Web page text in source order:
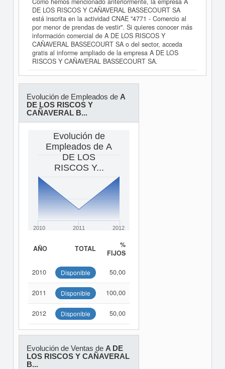
DE LOS RISCOS Y CAÑAVERAL BASSECOURT SA
está inscrita en la actividad CNAE "4771 - Comercio al
por menor de prendas de vestir". Si quieres conocer más
información comercial de A DE LOS RISCOS Y
CAÑAVERAL BASSECOURT SA o del sector, acceda
gratis al informe ampliado de la empresa A DE LOS
RISCOS Y CAÑAVERAL BASSECOURT SA.
Evolución de Empleados de A
DE LOS RISCOS Y
CAÑAVERAL B...
Evolución de
Empleados de A
DE LOS
RISCOS Y...
2010 2011 2012
AÑO TOTAL
%
FIJOS
2010 Disponible 50,00
2011 Disponible 100,00
2012 Disponible 50,00
Evolución de Ventas de A DE
LOS RISCOS Y CAÑAVERAL
B...